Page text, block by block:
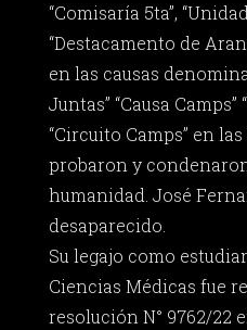
“Comisaría 5ta”,
“Destacamento de
en las causas
Juntas” “Causa
“Circuito Camps” en
probaron y
humanidad. José
desaparecido.
Su legajo como
Ciencias Médicas fue
resolución N° 9762/22